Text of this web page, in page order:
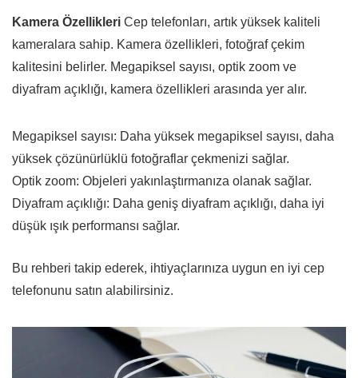
Kamera Özellikleri Cep telefonları, artık yüksek kaliteli
kameralara sahip. Kamera özellikleri, fotoğraf çekim
kalitesini belirler. Megapiksel sayısı, optik zoom ve
diyafram açıklığı, kamera özellikleri arasında yer alır.
Megapiksel sayısı: Daha yüksek megapiksel sayısı, daha
yüksek çözünürlüklü fotoğraflar çekmenizi sağlar.
Optik zoom: Objeleri yakınlaştırmanıza olanak sağlar.
Diyafram açıklığı: Daha geniş diyafram açıklığı, daha iyi
düşük ışık performansı sağlar.
Bu rehberi takip ederek, ihtiyaçlarınıza uygun en iyi cep
telefonunu satın alabilirsiniz.